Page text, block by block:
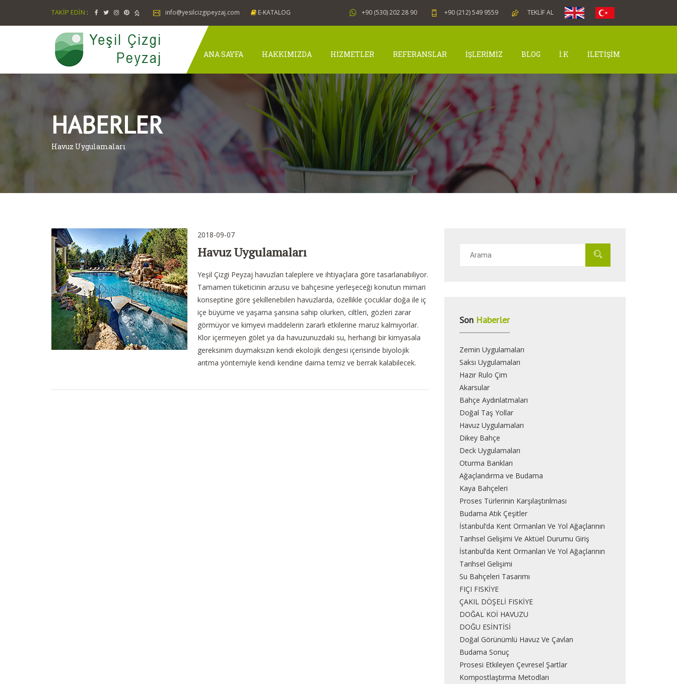
TAKİP EDİN : info@yesilcizgipeyzaj.com E-KATALOG +90 (530) 202 28 90 +90 (212) 549 9559 TEKLİF AL
ANA SAYFA HAKKIMIZDA HİZMETLER REFERANSLAR İŞLERİMİZ BLOG İ.K İLETİŞİM
HABERLER
Havuz Uygulamaları
2018-09-07
Havuz Uygulamaları
Yeşil Çizgi Peyzaj havuzları taleplere ve ihtiyaçlara göre tasarlanabiliyor.
Tamamen tüketicinin arzusu ve bahçesine yerleşeceği konutun mimari
konseptine göre şekillenebilen havuzlarda, özellikle çocuklar doğa ile iç
içe büyüme ve yaşama şansına sahip olurken, ciltleri, gözleri zarar
görmüyor ve kimyevi maddelerin zararlı etkilerine maruz kalmıyorlar.
Klor içermeyen gölet ya da havuzunuzdaki su, herhangi bir kimyasala
gereksinim duymaksızın kendi ekolojik dengesi içerisinde biyolojik
arıtma yöntemiyle kendi kendine daima temiz ve berrak kalabilecek.
Son Haberler
Zemin Uygulamaları
Saksı Uygulamaları
Hazır Rulo Çim
Akarsular
Bahçe Aydınlatmaları
Doğal Taş Yollar
Havuz Uygulamaları
Dikey Bahçe
Deck Uygulamaları
Oturma Bankları
Ağaçlandırma ve Budama
Kaya Bahçeleri
Proses Türlerinin Karşılaştırılması
Budama Atık Çeşitler
İstanbul’da Kent Ormanları Ve Yol Ağaçlarının
Tarihsel Gelişimi Ve Aktüel Durumu Giriş
İstanbul’da Kent Ormanları Ve Yol Ağaçlarının
Tarihsel Gelişimi
Su Bahçeleri Tasarımı
FIÇI FISKİYE
ÇAKIL DÖŞELİ FISKİYE
DOĞAL KOİ HAVUZU
DOĞU ESİNTİSİ
Doğal Görünümlü Havuz Ve Çavlan
Budama Sonuç
Prosesi Etkileyen Çevresel Şartlar
Kompostlaştırma Metodları